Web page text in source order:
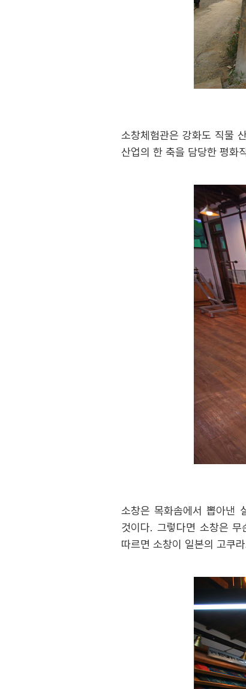
소창체험관은 강화도 직물
산업의 한 축을 담당한 평화
소창은 목화솜에서 뽑아낸
것이다. 그렇다면 소창은
따르면 소창이 일본의 고쿠